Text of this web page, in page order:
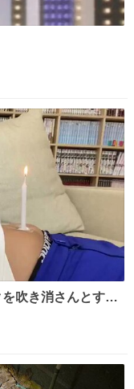
吹き消さんとする
股裂け状態でのト
1番楽